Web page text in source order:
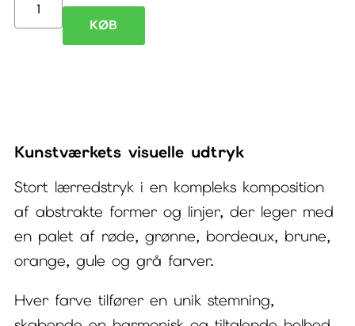
Stort
lærredstryk
KØB
Kunstværkets visuelle udtryk
Stort lærredstryk i en kompleks komposition
af abstrakte former og linjer, der leger med
en palet af røde, grønne, bordeaux, brune,
orange, gule og grå farver.
Hver farve tilfører en unik stemning,